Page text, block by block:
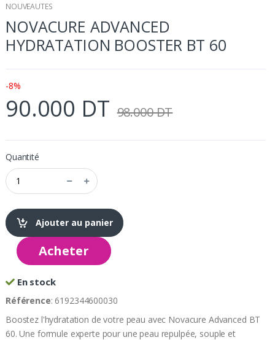
NOUVEAUTES
NOVACURE ADVANCED
HYDRATATION BOOSTER BT 60
-8%
90.000 DT 98.000 DT
Quantité
Ajouter au panier
Acheter
En stock
Référence: 6192344600030
Boostez l'hydratation de votre peau avec Novacure Advanced BT
60. Une formule experte pour une peau repulpée, souple et